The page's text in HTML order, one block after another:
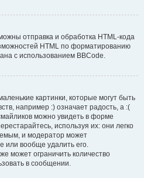
отправка и обработка HTML-кода
HTML по форматированию
с использованием BBCode.
картинки, которые могут быть
например :) означает радость, а :(
можно увидеть в форме
используя их: они легко
и модератор может
или вообще удалить его.
может ограничить количество
в сообщении.